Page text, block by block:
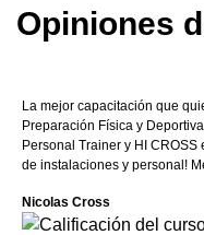
Opiniones
La mejor capacitación que
Preparación Física y
Personal Trainer y HI
de instalaciones y personal!
Nicolas Cross